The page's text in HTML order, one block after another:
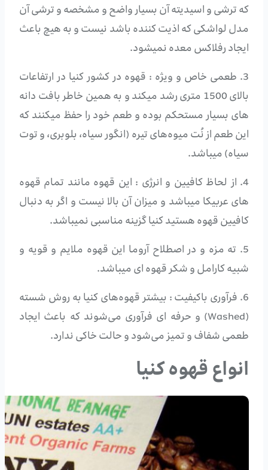
که ترشی و اسیدیته آن بسیار واضح و مشخصه و ترشی آن
مدل لواشکی که اذیت کننده باشد نیست و به هیچ باعث
ایجاد رفلاکس معده نمیشود.
3. طعمی خاص و ویژه : قهوه در کشور کنیا در ارتفاعات
بالای 1500 متری رشد میکند و به همین خاطر بافت دانه
های بسیار مستحکم بوده و طعم خود را حفظ میکنند که
این طعم از نُت میوه‌های تیره (انگور سیاه، بلوبری، و توت
سیاه) میباشد.
4. از لحاظ کافیین و انرژی : این قهوه مانند تمام قهوه
های عربیکا میباشد و میزان آن بالا نیست و اگر به دنبال
کافیین قهوه هستید کنیا گزینه مناسبی نمیباشد.
5. ته مزه و در اصطلاح آروما این قهوه ملایم و قویه و
شبیه کارامل و شکر قهوه ای میباشد.
6. فرآوری باکیفیت : بیشتر قهوه‌های کنیا به روش شسته
(Washed) و حرفه ای فرآوری می‌شوند که باعث ایجاد
طعمی شفاف و تمیز می‌شود و حالت خاکی ندارد.
انواع قهوه کنیا